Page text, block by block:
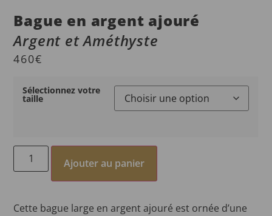
Bague en argent ajouré
Argent et Améthyste
460€
Sélectionnez votre
taille
Ajouter au panier
Cette bague large en argent ajouré est ornée d’une